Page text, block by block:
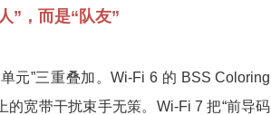
”，而是“队友”
元”三重叠加。Wi-Fi 6 的 BSS Coloring
的宽带干扰束手无策。Wi-Fi 7 把“前导码